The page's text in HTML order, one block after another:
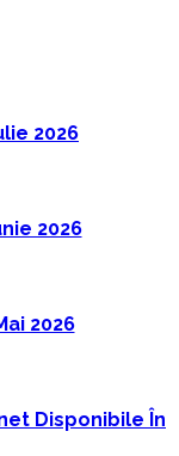
2026
2026
2026
Disponibile În